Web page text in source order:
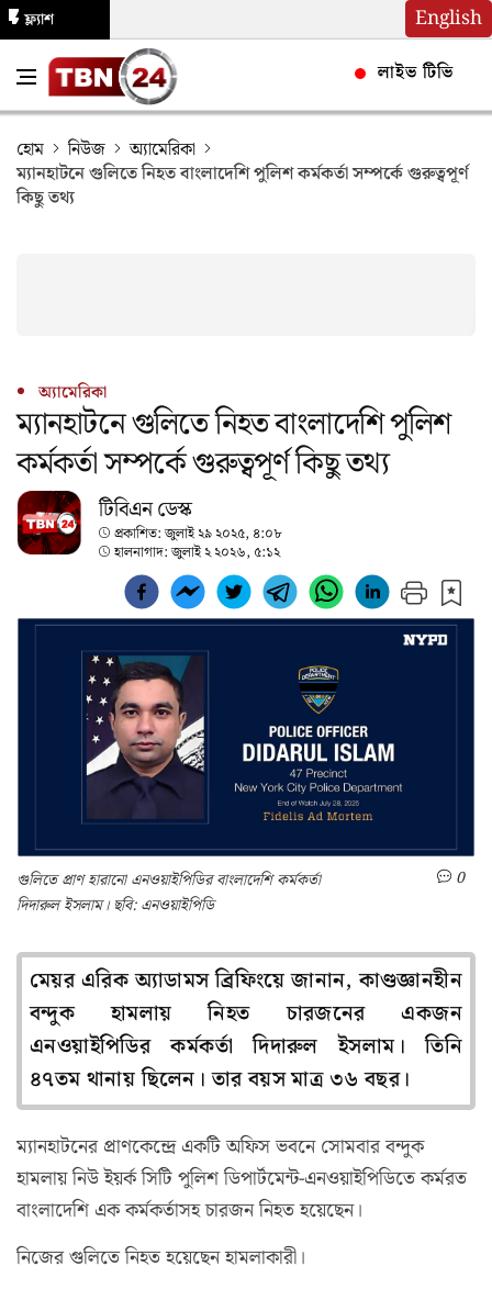
English
ফ্ল্যাশ
লাইভ টিভি
হোম নিউজ
অ্যামেরিকা
ম্যানহাটনে গুলিতে নিহত বাংলাদেশি পুলিশ কর্মকর্তা সম্পর্কে গুরুত্বপূর্ণ
কিছু তথ্য
অ্যামেরিকা
ম্যানহাটনে গুলিতে নিহত বাংলাদেশি পুলিশ
কর্মকর্তা সম্পর্কে গুরুত্বপূর্ণ কিছু তথ্য
টিবিএন ডেস্ক
প্রকাশিত:জুলাই ২৯ ২০২৫, ৪:০৮
হালনাগাদ:জুলাই ২ ২০২৬, ৫:১২
গুলিতে প্রাণ হারানো এনওয়াইপিডির বাংলাদেশি কর্মকর্তা
দিদারুল ইসলাম। ছবি: এনওয়াইপিডি
0
মেয়র এরিক অ্যাডামস ব্রিফিংয়ে জানান, কাণ্ডজ্ঞানহীন
বন্দুক হামলায় নিহত চারজনের একজন
এনওয়াইপিডির কর্মকর্তা দিদারুল ইসলাম। তিনি
৪৭তম থানায় ছিলেন। তার বয়স মাত্র ৩৬ বছর।
ম্যানহাটনের প্রাণকেন্দ্রে একটি অফিস ভবনে সোমবার বন্দুক
হামলায় নিউ ইয়র্ক সিটি পুলিশ ডিপার্টমেন্ট-এনওয়াইপিডিতে কর্মরত
বাংলাদেশি এক কর্মকর্তাসহ চারজন নিহত হয়েছেন।
নিজের গুলিতে নিহত হয়েছেন হামলাকারী।